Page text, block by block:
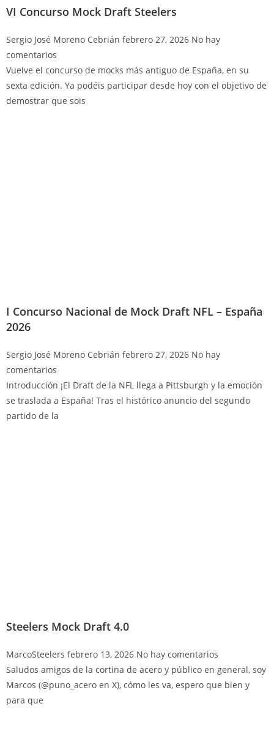
VI Concurso Mock Draft Steelers
Sergio José Moreno Cebrián febrero 27, 2026 No hay
comentarios
Vuelve el concurso de mocks más antiguo de España, en su
sexta edición. Ya podéis participar desde hoy con el objetivo de
demostrar que sois
I Concurso Nacional de Mock Draft NFL – España
2026
Sergio José Moreno Cebrián febrero 27, 2026 No hay
comentarios
Introducción ¡El Draft de la NFL llega a Pittsburgh y la emoción
se traslada a España! Tras el histórico anuncio del segundo
partido de la
Steelers Mock Draft 4.0
MarcoSteelers febrero 13, 2026 No hay comentarios
Saludos amigos de la cortina de acero y público en general, soy
Marcos (@puno_acero en X), cómo les va, espero que bien y
para que